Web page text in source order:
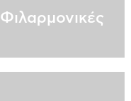
Φιλαρμονικές